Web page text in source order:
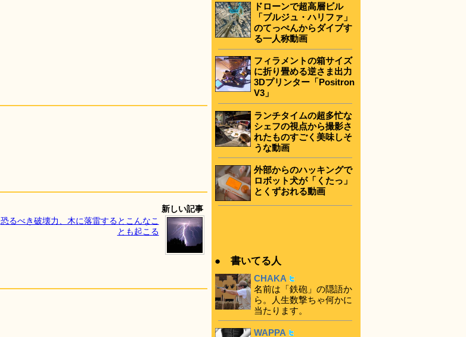
新しい記事
恐るべき破壊力、木に落雷するとこんなこ
とも起こる
ドローンで超高層ビル
「ブルジュ・ハリファ」
のてっぺんからダイブす
る一人称動画
フィラメントの箱サイズ
に折り畳める逆さま出力
3Dプリンター「Positron
V3」
ランチタイムの超多忙な
シェフの視点から撮影さ
れたものすごく美味しそ
うな動画
外部からのハッキングで
ロボット犬が「くたっ」
とくずおれる動画
● 書いてる人
CHAKA
名前は「鉄砲」の隠語か
ら。人生数撃ちゃ何かに
当たります。
WAPPA